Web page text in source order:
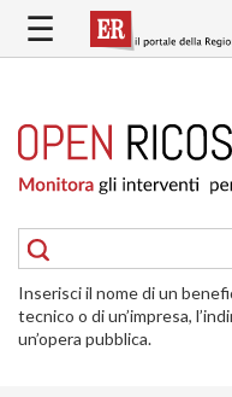
contenuto
RICOSTRUZIONE
PUBBLICA
DELLE
ABITAZIONI
RICOSTRUZIONE
ATTIVITÀ
☰
Inserisci il nome di un
tecnico o di un’impresa,
un’opera pubblica.